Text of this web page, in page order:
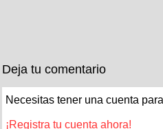
Deja tu comentario
Necesitas tener una cuenta
¡Registra tu cuenta ahora!